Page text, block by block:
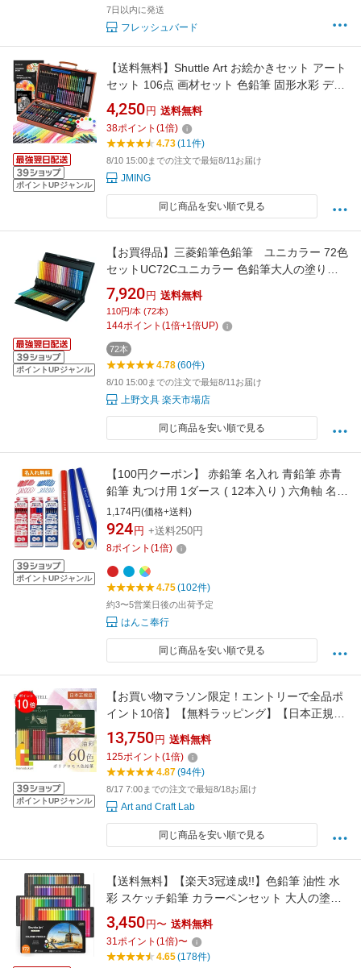
7日以内に発送
フレッシュバード
ポイントUPジャンル
【送料無料】Shuttle Art お絵かきセット アート
セット 106点 画材セット 色鉛筆 固形水彩 デッ
サン鉛筆 パステル クレヨン 塗り絵 スケッチ 水
彩画 パレット ブラシ付き 子供用 誕生日 入学お
祝い プレゼント 携帯便利 収納用木箱 手提げ 使
4,250 円 送料無料
38ポイント (1倍)
4.73(11件)
8/10 15:00までの注文で最短8/11お届け
JMING
同じ商品を安い順で見る
ポイントUPジャンル
【お買得品】三菱鉛筆色鉛筆 ユニカラー 72色
セットUC72Cユニカラー 色鉛筆大人の塗り
絵・コロリアージュ向け【数量限定】
7,920 円 送料無料
110円/本 (72本)
144ポイント (1倍+1倍UP)
72本
4.78(60件)
8/10 15:00までの注文で最短8/11お届け
上野文具 楽天市場店
同じ商品を安い順で見る
ポイントUPジャンル
【100円クーポン】 赤鉛筆 名入れ 青鉛筆 赤青
鉛筆 丸つけ用 1ダース ( 12本入り ) 六角軸 名入
れ無料 小学生 入学祝い 入学準備 新学期 小学一
年生 卒園 記念品 卒園記念 プレゼント ギフト
子供 uni 三菱鉛筆 名前入り鉛筆 赤えんぴつ 青
1,174円(価格+送料)
924 円 +送料250円
8ポイント (1倍)
4.75(102件)
約3〜5営業日後の出荷予定
はんこ奉行
同じ商品を安い順で見る
ポイントUPジャンル
【お買い物マラソン限定！エントリーで全品ポ
イント10倍】【無料ラッピング】【日本正規
品】 ファーバーカステル ポリクロモス色鉛筆
60色 （缶入） 110060 faber castell いろえんぴ
つ セット 高級色鉛筆 油彩 色鉛筆セット
13,750 円 送料無料
125ポイント (1倍)
4.87(94件)
8/17 7:00までの注文で最短8/18お届け
Art and Craft Lab
同じ商品を安い順で見る
【送料無料】【楽天3冠達成!!】色鉛筆 油性 水
彩 スケッチ鉛筆 カラーペンセット 大人の塗り
絵 メタリックカラー イラスト デザイン デッサ
ン 落書き 紙函 子供用 初心者 入学お祝い プレ
ゼント
3,450 円〜 送料無料
31ポイント (1倍)〜
4.65(178件)